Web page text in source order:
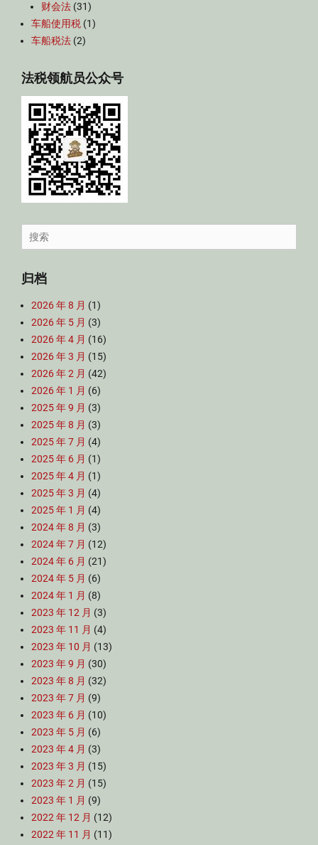
财会法 (31)
车船使用税 (1)
车船税法 (2)
法税领航员公众号
Search
for:
归档
2026 年 8 月 (1)
2026 年 5 月 (3)
2026 年 4 月 (16)
2026 年 3 月 (15)
2026 年 2 月 (42)
2026 年 1 月 (6)
2025 年 9 月 (3)
2025 年 8 月 (3)
2025 年 7 月 (4)
2025 年 6 月 (1)
2025 年 4 月 (1)
2025 年 3 月 (4)
2025 年 1 月 (4)
2024 年 8 月 (3)
2024 年 7 月 (12)
2024 年 6 月 (21)
2024 年 5 月 (6)
2024 年 1 月 (8)
2023 年 12 月 (3)
2023 年 11 月 (4)
2023 年 10 月 (13)
2023 年 9 月 (30)
2023 年 8 月 (32)
2023 年 7 月 (9)
2023 年 6 月 (10)
2023 年 5 月 (6)
2023 年 4 月 (3)
2023 年 3 月 (15)
2023 年 2 月 (15)
2023 年 1 月 (9)
2022 年 12 月 (12)
2022 年 11 月 (11)